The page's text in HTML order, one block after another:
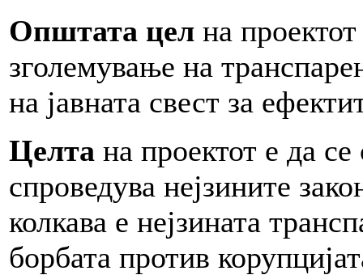
Општата цел на
зголемување на
на јавната свест за
Целта на проектот е да
спроведува нејзините
колкава е нејзината
борбата против